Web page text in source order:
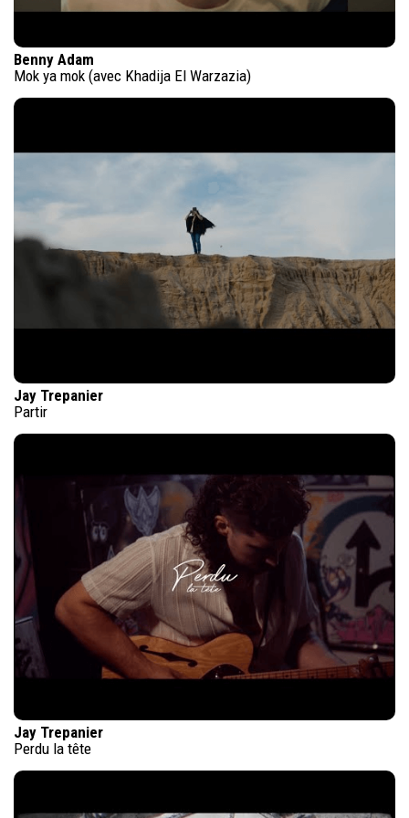
Benny Adam
Mok ya mok (avec Khadija El Warzazia)
Jay Trepanier
Partir
Jay Trepanier
Perdu la tête